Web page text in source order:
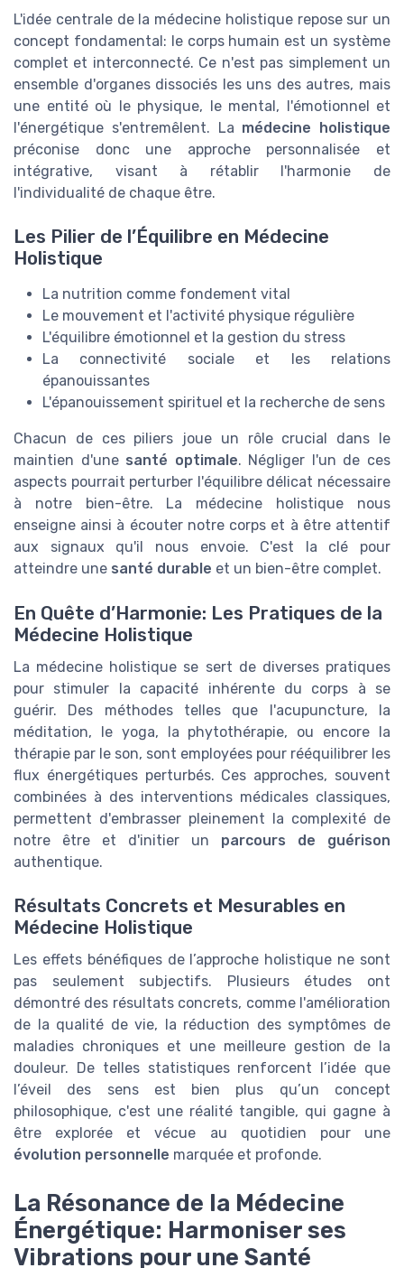
L'idée centrale de la médecine holistique repose sur un
concept fondamental: le corps humain est un système
complet et interconnecté. Ce n'est pas simplement un
ensemble d'organes dissociés les uns des autres, mais
une entité où le physique, le mental, l'émotionnel et
l'énergétique s'entremêlent. La médecine holistique
préconise donc une approche personnalisée et
intégrative, visant à rétablir l'harmonie de
l'individualité de chaque être.
Les Pilier de l’Équilibre en Médecine
Holistique
La nutrition comme fondement vital
Le mouvement et l'activité physique régulière
L'équilibre émotionnel et la gestion du stress
La connectivité sociale et les relations
épanouissantes
L'épanouissement spirituel et la recherche de sens
Chacun de ces piliers joue un rôle crucial dans le
maintien d'une santé optimale. Négliger l'un de ces
aspects pourrait perturber l'équilibre délicat nécessaire
à notre bien-être. La médecine holistique nous
enseigne ainsi à écouter notre corps et à être attentif
aux signaux qu'il nous envoie. C'est la clé pour
atteindre une santé durable et un bien-être complet.
En Quête d’Harmonie: Les Pratiques de la
Médecine Holistique
La médecine holistique se sert de diverses pratiques
pour stimuler la capacité inhérente du corps à se
guérir. Des méthodes telles que l'acupuncture, la
méditation, le yoga, la phytothérapie, ou encore la
thérapie par le son, sont employées pour rééquilibrer les
flux énergétiques perturbés. Ces approches, souvent
combinées à des interventions médicales classiques,
permettent d'embrasser pleinement la complexité de
notre être et d'initier un parcours de guérison
authentique.
Résultats Concrets et Mesurables en
Médecine Holistique
Les effets bénéfiques de l’approche holistique ne sont
pas seulement subjectifs. Plusieurs études ont
démontré des résultats concrets, comme l'amélioration
de la qualité de vie, la réduction des symptômes de
maladies chroniques et une meilleure gestion de la
douleur. De telles statistiques renforcent l’idée que
l’éveil des sens est bien plus qu’un concept
philosophique, c'est une réalité tangible, qui gagne à
être explorée et vécue au quotidien pour une
évolution personnelle marquée et profonde.
La Résonance de la Médecine
Énergétique: Harmoniser ses
Vibrations pour une Santé